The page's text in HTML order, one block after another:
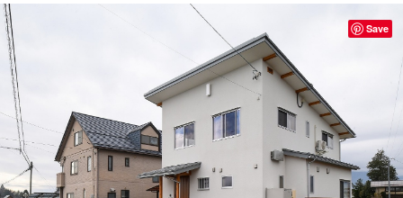
Save